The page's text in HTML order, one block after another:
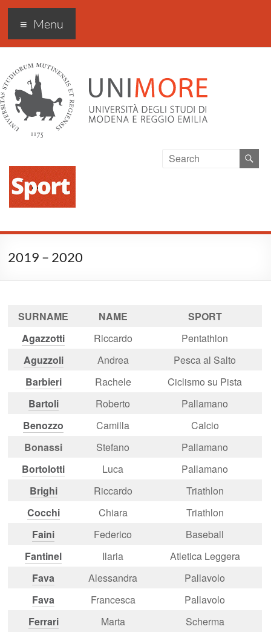
Sport Excellence
Menu
2019 – 2020
SURNAME NAME
SPORT
Agazzotti
Riccardo
Pentathlon
Aguzzoli
Andrea
Pesca al Salto
Barbieri
Rachele
Ciclismo su Pista
Bartoli
Roberto
Pallamano
Benozzo
Camilla
Calcio
Bonassi
Stefano
Pallamano
Bortolotti
Luca
Pallamano
Brighi
Riccardo
Triathlon
Cocchi
Chiara
Triathlon
Faini
Federico
Baseball
Fantinel
Ilaria
Atletica Leggera
Fava
Alessandra
Pallavolo
Fava
Francesca
Pallavolo
Ferrari
Marta
Scherma